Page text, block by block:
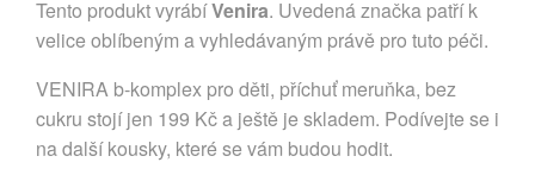
Tento produkt vyrábíVenira. Uvedená značka patří k
velice oblíbeným a vyhledávaným právě pro tuto péči.
VENIRA b-komplex pro děti, příchuť meruňka, bez
cukru stojí jen 199 Kč a ještě je skladem. Podívejte se i
na další kousky, které se vám budou hodit.